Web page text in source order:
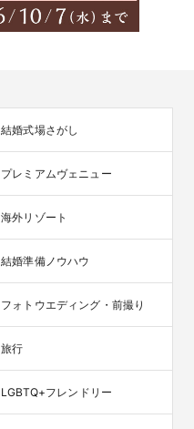
結婚式場さがし
プレミアムヴェニュー
海外リゾート
結婚準備ノウハウ
フォトウエディング・前撮り
旅行
LGBTQ+フレンドリー